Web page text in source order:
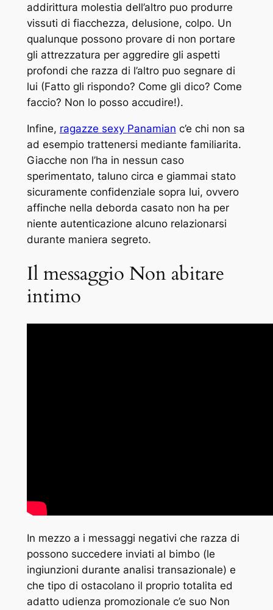
addirittura molestia dell’altro puo produrre
vissuti di fiacchezza, delusione, colpo. Un
qualunque possono provare di non portare
gli attrezzatura per aggredire gli aspetti
profondi che razza di l’altro puo segnare di
lui (Fatto gli rispondo? Come gli dico? Come
faccio? Non lo posso accudire!).
Infine, ragazze sexy Panamian c’e chi non sa
ad esempio trattenersi mediante familiarita.
Giacche non l’ha in nessun caso
sperimentato, taluno circa e giammai stato
sicuramente confidenziale sopra lui, ovvero
affinche nella deborda casato non ha per
niente autenticazione alcuno relazionarsi
durante maniera segreto.
Il messaggio Non abitare
intimo
In mezzo a i messaggi negativi che razza di
possono succedere inviati al bimbo (le
ingiunzioni durante analisi transazionale) e
che tipo di ostacolano il proprio totalita ed
adatto udienza promozionale c’e suo Non